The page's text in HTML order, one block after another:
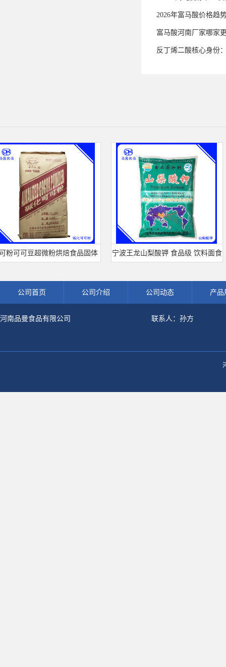
2026年富马酸价格趋
富马酸河南厂家哪家
反丁烯二酸核心身份
可豆超微粉烘焙食品固体 宁波王龙山梨酸钾 食品级 饮料面食
公司首页 公司介绍 公司动态 产品
河南品曼食品有限公司 联系人：孙方